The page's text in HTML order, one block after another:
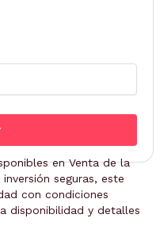
en Venta de la
seguras, este
con condiciones
disponibilidad y detalles